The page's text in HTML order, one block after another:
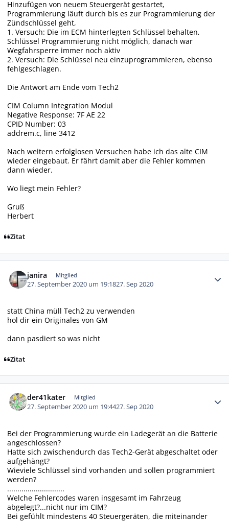
Hinzufügen von neuem Steuergerät gestartet,
Programmierung läuft durch bis es zur Programmierung der
Zündschlüssel geht,
1. Versuch: Die im ECM hinterlegten Schlüssel behalten,
Schlüssel Programmierung nicht möglich, danach war
Wegfahrsperre immer noch aktiv
2. Versuch: Die Schlüssel neu einzuprogrammieren, ebenso
fehlgeschlagen.
Die Antwort am Ende vom Tech2
CIM Column Integration Modul
Negative Response: 7F AE 22
CPID Number: 03
addrem.c, line 3412
Nach weitern erfolglosen Versuchen habe ich das alte CIM
wieder eingebaut. Er fährt damit aber die Fehler kommen
dann wieder.
Wo liegt mein Fehler?
Gruß
Herbert
Zitat
janira Mitglied
27. September 2020 um 19:1827. Sep 2020
statt China müll Tech2 zu verwenden
hol dir ein Originales von GM
dann pasdiert so was nicht
Zitat
der41kater Mitglied
27. September 2020 um 19:4427. Sep 2020
Bei der Programmierung wurde ein Ladegerät an die Batterie
angeschlossen?
Hatte sich zwischendurch das Tech2-Gerät abgeschaltet oder
aufgehängt?
Wieviele Schlüssel sind vorhanden und sollen programmiert
werden?
............................
Welche Fehlercodes waren insgesamt im Fahrzeug
abgelegt?...nicht nur im CIM?
Bei gefühlt mindestens 40 Steuergeräten, die miteinander